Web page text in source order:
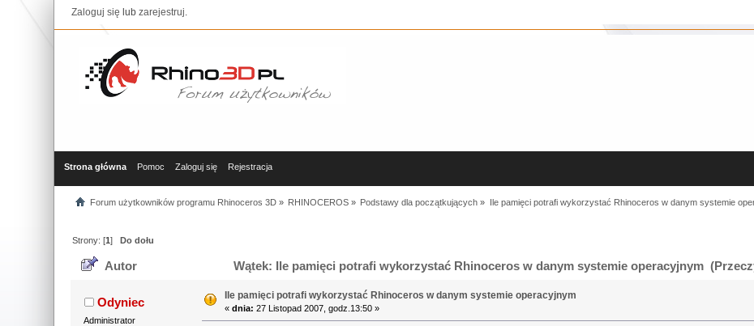
Zaloguj się lubzarejestruj.
Strona główna Pomoc Zaloguj się Rejestracja
Forum użytkowników programu Rhinoceros 3D» RHINOCEROS » Podstawy dla początkujących » Ile pamięci potrafi wykorzystać Rhinoceros w danym systemie
Strony: [1]Do dołu
Autor Wątek: Ile pamięci potrafi wykorzystać Rhinoceros w danym systemie operacyjnym
Odyniec
Administrator
Ile pamięci potrafi wykorzystać Rhinoceros w danym systemie operacyjnym
« dnia: 27 Listopad 2007, godz.13:50 »